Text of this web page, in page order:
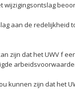
wijzigingsontslag
aan de redelijkheid
zijn dat het UWV f
kunnen zijn dat het